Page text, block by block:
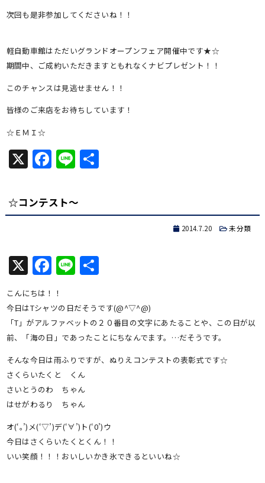
次回も是非参加してくださいね！！
軽自動車館はただいグランドオープンフェア開催中です★☆
期間中、ご成約いただきますともれなくナビプレゼント！！
このチャンスは見逃せません！！
皆様のご来店をお待ちしています！
☆ＥＭＩ☆
X Facebook
Line共
☆コンテスト～
2014.7.20 未分類
X Facebook
Line共
こんにちは！！
今日はTシャツの日だそうです(@^▽^@)
「T」がアルファベットの２０番目の文字にあたることや、この日が以
前、「海の日」であったことにちなんでます。…だそうです。
そんな今日は雨ふりですが、ぬりえコンテストの表彰式です☆
さくらいたくと くん
さいとうのわ ちゃん
はせがわるり ちゃん
オ(‘｡’)メ(‘▽’)デ(‘∀’)ト(‘0’)ウ
今日はさくらいたくとくん！！
いい笑顔！！！おいしいかき氷できるといいね☆